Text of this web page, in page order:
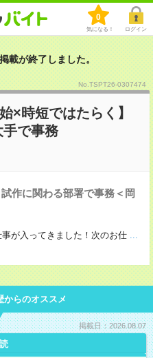
0
気になる！ ログイン
載が終了しました。
No.TSPT26-0307474
×時短ではたらく】
で事務
作に関わる部署で事務＜岡
が入ってきました！次のお仕 ...
からのオススメ
掲載日：2026.08.07